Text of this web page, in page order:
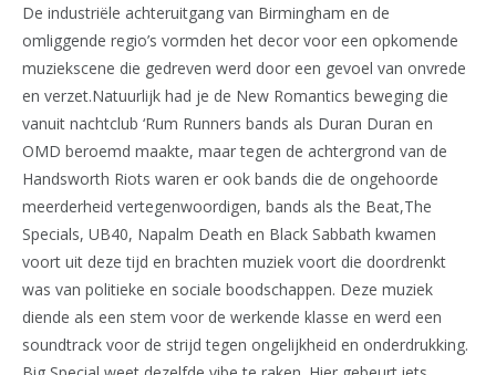
De industriële achteruitgang van Birmingham en de
omliggende regio’s vormden het decor voor een opkomende
muziekscene die gedreven werd door een gevoel van onvrede
en verzet.Natuurlijk had je de New Romantics beweging die
vanuit nachtclub ‘Rum Runners bands als Duran Duran en
OMD beroemd maakte, maar tegen de achtergrond van de
Handsworth Riots waren er ook bands die de ongehoorde
meerderheid vertegenwoordigen, bands als the Beat,The
Specials, UB40, Napalm Death en Black Sabbath kwamen
voort uit deze tijd en brachten muziek voort die doordrenkt
was van politieke en sociale boodschappen. Deze muziek
diende als een stem voor de werkende klasse en werd een
soundtrack voor de strijd tegen ongelijkheid en onderdrukking.